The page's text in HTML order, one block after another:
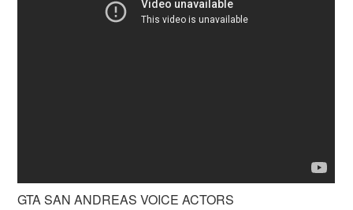
GTA SAN ANDREAS VOICE ACTORS